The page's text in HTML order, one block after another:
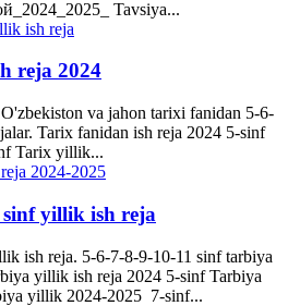
Tavsiya...
reja 2024
va jahon tarixi fanidan 5-6-
Tarix fanidan ish reja 2024 5-sinf
Tarix yillik...
yillik ish reja
ish reja. 5-6-7-8-9-10-11 sinf tarbiya
yillik ish reja 2024 5-sinf Tarbiya
yillik 2024-2025 7-sinf...